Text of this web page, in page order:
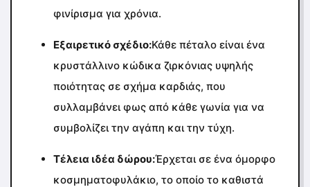
φινίρισμα για χρόνια.
Εξαιρετικό σχέδιο:Κάθε πέταλο είναι ένα
κρυστάλλινο κώδικα ζιρκόνιας υψηλής
ποιότητας σε σχήμα καρδιάς, που
συλλαμβάνει φως από κάθε γωνία για να
συμβολίζει την αγάπη και την τύχη.
Τέλεια ιδέα δώρου:Έρχεται σε ένα όμορφο
κοσμηματοφυλάκιο, το οποίο το καθιστά